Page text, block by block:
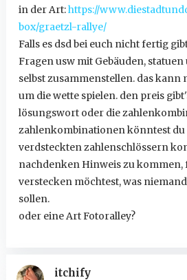
in der Art:https://
box/graetzl-rallye/
Falls es dsd bei euch nicht fertig
Fragen usw mit Gebäuden,
selbst zusammenstellen. das kann
um die wette spielen. den preis
lösungswort oder die
zahlenkombinationen könntest du
verdsteckten zahlenschlössern
nachdenken Hinweis zu kommen,
verstecken möchtest, was
sollen.
oder eine Art Fotoralley?
itchify